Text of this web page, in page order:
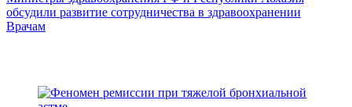
обсудили развитие сотрудничества в здравоохранении
/legislation/law/Prikaz-Ministerstva-zdravookhraneniya-Rossiyskoy-
Врачам